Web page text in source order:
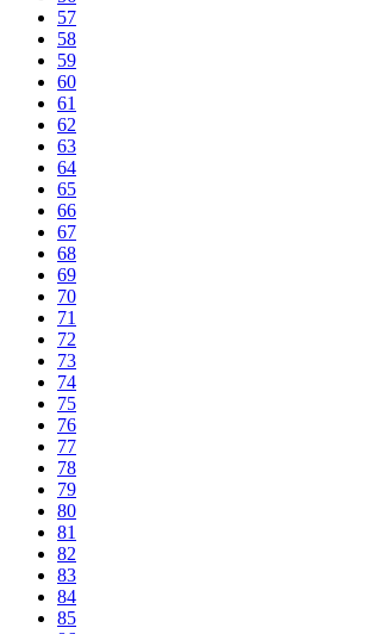
57
58
59
60
61
62
63
64
65
66
67
68
69
70
71
72
73
74
75
76
77
78
79
80
81
82
83
84
85